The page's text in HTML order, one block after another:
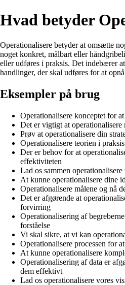
Hvad betyder
Operationalisere betyder at omsætte
noget konkret, målbart eller
eller udføres i praksis. Det indebærer
handlinger, der skal udføres for at
Eksempler på brug
Operationalisere konceptet for
Det er vigtigt at operationalisere
Prøv at operationalisere din
Operationalisere teorien i praksis
Der er behov for at
effektiviteten
Lad os sammen operationalisere
At kunne operationalisere dine
Operationalisere målene og nå
Det er afgørende at
forvirring
Operationalisering af
forståelse
Vi skal sikre, at vi kan
Operationalisere processen for
At kunne operationalisere
Operationalisering af data er
dem effektivt
Lad os operationalisere vores